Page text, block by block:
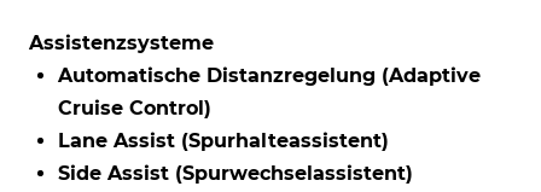
Assistenzsysteme
Automatische Distanzregelung (Adaptive
Cruise Control)
Lane Assist (Spurhalteassistent)
Side Assist (Spurwechselassistent)